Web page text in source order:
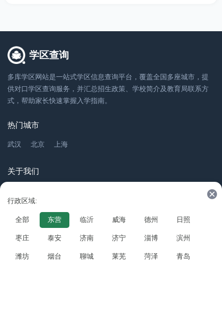
行政区域:
全部 东营 临沂 威海 德州 日照
枣庄 泰安 济南 济宁 淄博 滨州
潍坊 烟台 聊城 莱芜 菏泽 青岛
学区查询
多库学区网站是一站式学区信息查询平台，覆盖全国多座城市，提
供对口学区查询服务，并汇总招生政策、学校简介及教育局联系方
式，帮助家长快速掌握入学指南。
热门城市
武汉 北京 上海
关于我们
友情链接
美国5+4邮编 💌 查号吧 📞 邮编库 💌
Emoji 😇
IP地址 📍